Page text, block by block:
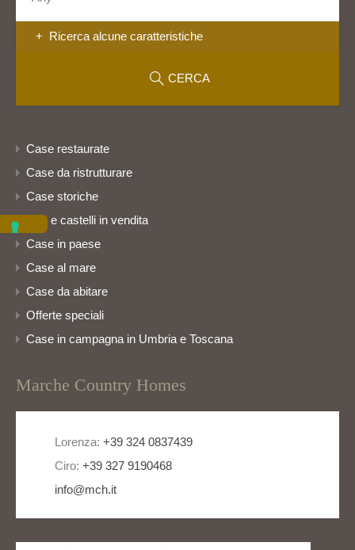
Ricerca alcune caratteristiche
CERCA
Case restaurate
Case da ristrutturare
Case storiche
Ville e castelli in vendita
Case in paese
Case al mare
Case da abitare
Offerte speciali
Case in campagna in Umbria e Toscana
Marche Country Homes
Lorenza: +39 324 0837439
Ciro: +39 327 9190468
info@mch.it